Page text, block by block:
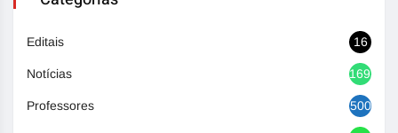
Editais 16
Notícias 1693
Professores 500